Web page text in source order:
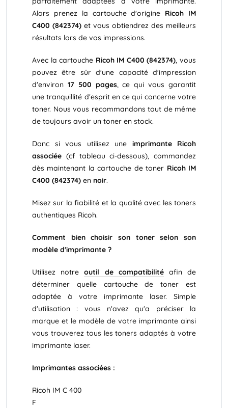
Alors prenez la cartouche d'origine Ricoh IM
C400 (842374) et vous obtiendrez des meilleurs
résultats lors de vos impressions.
Avec la cartouche Ricoh IM C400 (842374), vous
pouvez être sûr d'une capacité d'impression
d'environ 17 500 pages, ce qui vous garantit
une tranquillité d'esprit en ce qui concerne votre
toner. Nous vous recommandons tout de même
de toujours avoir un toner en stock.
Donc si vous utilisez une imprimante Ricoh
associée (cf tableau ci-dessous), commandez
dès maintenant la cartouche de toner Ricoh IM
C400 (842374) en noir.
Misez sur la fiabilité et la qualité avec les toners
authentiques Ricoh.
Comment bien choisir son toner selon son
modèle d'imprimante ?
Utilisez notreoutil de compatibilitéafin de
déterminer quelle cartouche de toner est
adaptée à votre imprimante laser. Simple
d'utilisation : vous n'avez qu'a préciser la
marque et le modèle de votre imprimante ainsi
vous trouverez tous les toners adaptés à votre
imprimante laser.
Imprimantes associées :
Ricoh IM C 400
F